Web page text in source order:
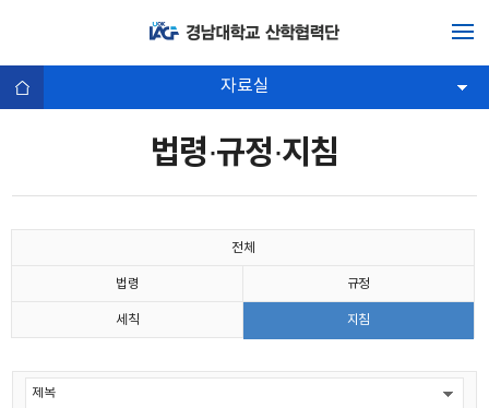
자료실
법령·규정·지침
전체
법령 규정
세칙 지침